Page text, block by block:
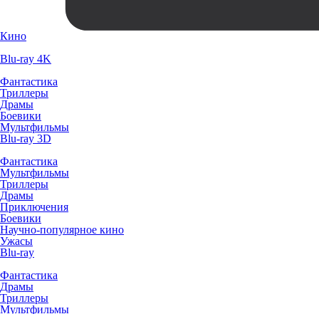
Кино
Blu-ray 4K
Фантастика
Триллеры
Драмы
Боевики
Мультфильмы
Blu-ray 3D
Фантастика
Мультфильмы
Триллеры
Драмы
Приключения
Боевики
Научно-популярное кино
Ужасы
Blu-ray
Фантастика
Драмы
Триллеры
Мультфильмы